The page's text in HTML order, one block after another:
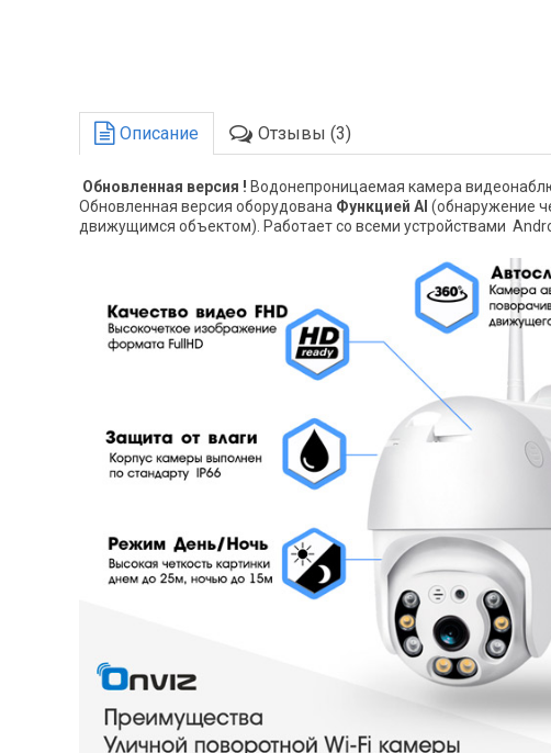
Описание Отзывы (3)
Обновленная версия ! Водонепроницаемая камера
Обновленная версия оборудована Функцией AI (обнаружение
движущимся объектом). Работает со всеми устройствами